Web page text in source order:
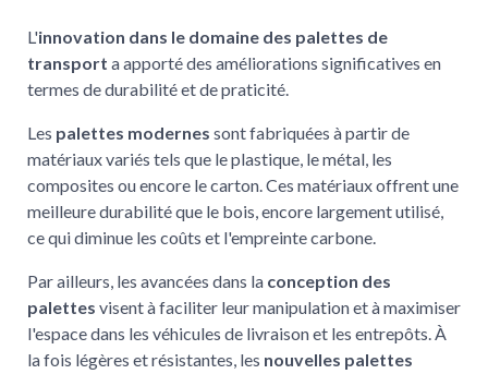
L'innovation dans le domaine des palettes de
transport a apporté des améliorations significatives en
termes de durabilité et de praticité.
Les palettes modernes sont fabriquées à partir de
matériaux variés tels que le plastique, le métal, les
composites ou encore le carton. Ces matériaux offrent une
meilleure durabilité que le bois, encore largement utilisé,
ce qui diminue les coûts et l'empreinte carbone.
Par ailleurs, les avancées dans la conception des
palettes visent à faciliter leur manipulation et à maximiser
l'espace dans les véhicules de livraison et les entrepôts. À
la fois légères et résistantes, les nouvelles palettes